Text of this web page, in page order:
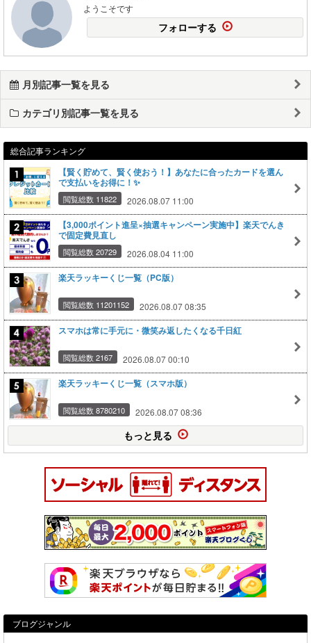
ようこそです
フォローする
月別記事一覧を見る
カテゴリ別記事一覧を見る
総合記事ランキング
【賢く貯めて、賢く使おう！】あなたに合ったカードを選ん
で支払いをお得に！✨
閲覧総数 11822 2026.08.07 11:00
【3,000ポイント進呈×抽選キャンペーン実施中】楽天でんき
で固定費見直し
閲覧総数 20729 2026.08.04 11:00
楽天ラッキーくじ一覧（PC版）
閲覧総数 11201152 2026.08.07 08:35
スマホは常に手元に・微笑み返したくなる千日紅
閲覧総数 2167 2026.08.07 00:10
楽天ラッキーくじ一覧（スマホ版）
閲覧総数 8780210 2026.08.07 08:36
もっと見る
ブログジャンル